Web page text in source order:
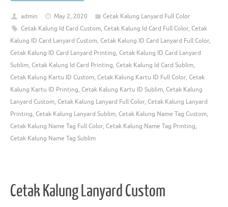
admin May 2, 2020
Cetak Kalung Lanyard Full Color
Cetak Kalung Id Card Custom, Cetak Kalung Id Card Full Color, Cetak
Kalung ID Card Lanyard Custom, Cetak Kalung ID Card Lanyard Full Color,
Cetak Kalung ID Card Lanyard Printing, Cetak Kalung ID Card Lanyard
Sublim, Cetak Kalung Id Card Printing, Cetak Kalung Id Card Sublim,
Cetak Kalung Kartu ID Custom, Cetak Kalung Kartu ID Full Color, Cetak
Kalung Kartu ID Printing, Cetak Kalung Kartu ID Sublim, Cetak Kalung
Lanyard Custom, Cetak Kalung Lanyard Full Color, Cetak Kalung Lanyard
Printing, Cetak Kalung Lanyard Sublim, Cetak Kalung Name Tag Custom,
Cetak Kalung Name Tag Full Color, Cetak Kalung Name Tag Printing,
Cetak Kalung Name Tag Sublim
Cetak Kalung Lanyard Custom